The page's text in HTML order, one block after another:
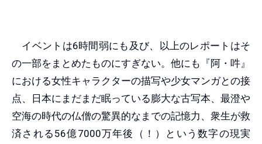
イベントは6時間弱にも及び、以上のレポートはそ
の一部をまとめたものにすぎない。他にも『阿・吽』
における女性キャラクターの描写や少女マンガとの接
点、日本にまだまだ眠っている膨大な古写本、最澄や
空海の時代の仏僧の驚異的なまでの記憶力、衆生が救
済される56億7000万年後（！）という数字の現実